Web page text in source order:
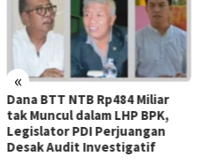
«
WNA Asal Arab Saudi
Ditemukan Meninggal di Desa
Piong Kabupaten Bima